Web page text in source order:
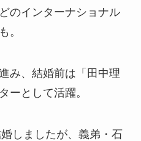
のインターナショナル
。
み、結婚前は「田中理
ーとして活躍。
しましたが、義弟・石